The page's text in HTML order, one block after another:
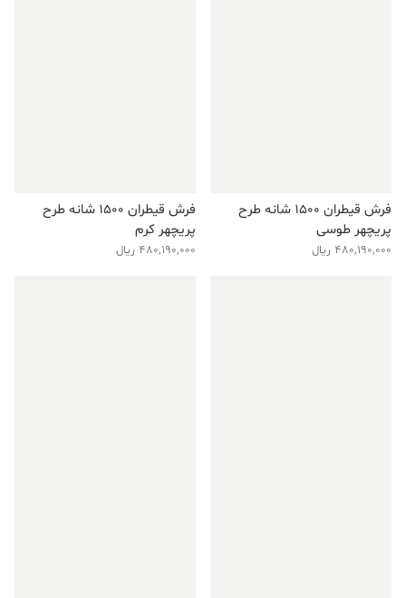
فرش قیطران ۱۵۰۰ شانه طرح
پریچهر طوسی
480,190,000 ریال
فرش قیطران ۱۵۰۰ شانه طرح
پریچهر کرم
480,190,000 ریال